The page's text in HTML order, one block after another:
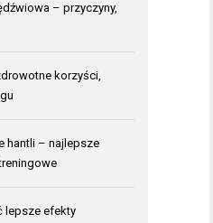
– przyczyny,
korzyści,
hantli – najlepsze
lepsze efekty